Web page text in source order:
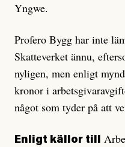
Yngwe.
Profero Bygg har inte
Skatteverket ännu,
nyligen, men enligt
kronor i
något som tyder på att
Enligt källor till